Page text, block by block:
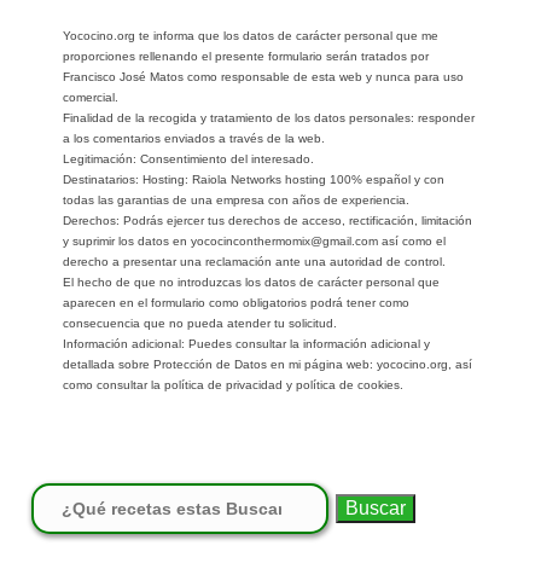
Yococino.org te informa que los datos de carácter personal que me
proporciones rellenando el presente formulario serán tratados por
Francisco José Matos como responsable de esta web y nunca para uso
comercial.
Finalidad de la recogida y tratamiento de los datos personales: responder
a los comentarios enviados a través de la web.
Legitimación: Consentimiento del interesado.
Destinatarios: Hosting: Raiola Networks hosting 100% español y con
todas las garantias de una empresa con años de experiencia.
Derechos: Podrás ejercer tus derechos de acceso, rectificación, limitación
y suprimir los datos en yococinconthermomix@gmail.com así como el
derecho a presentar una reclamación ante una autoridad de control.
El hecho de que no introduzcas los datos de carácter personal que
aparecen en el formulario como obligatorios podrá tener como
consecuencia que no pueda atender tu solicitud.
Información adicional: Puedes consultar la información adicional y
detallada sobre Protección de Datos en mi página web: yococino.org, así
como consultar la política de privacidad y política de cookies.
Buscar: